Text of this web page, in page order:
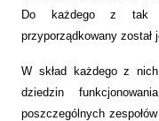
Do każdego z tak
przyporządkowany został
W skład każdego z
dziedzin
poszczególnych